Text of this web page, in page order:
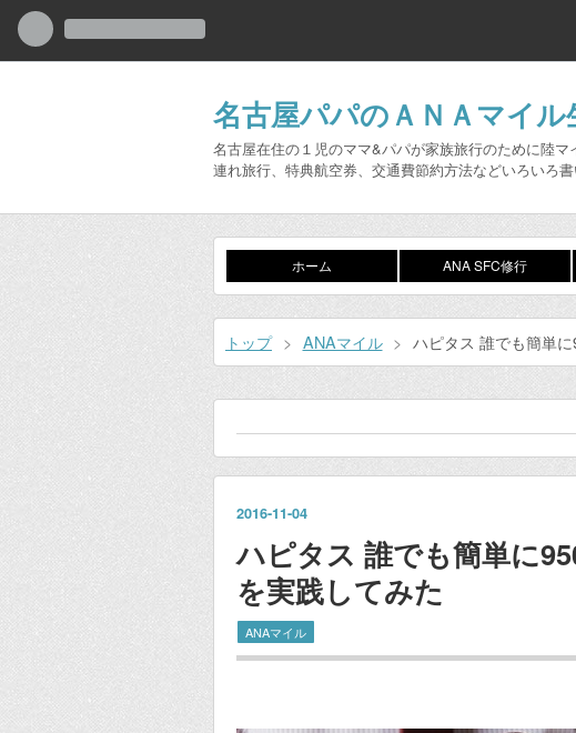
名古屋パパのＡＮＡマイル
名古屋在住の１児のママ&パパが家族旅行のために陸
連れ旅行、特典航空券、交通費節約方法などいろいろ書
ホーム ANA SFC修行
トップ > ANAマイル > ハピタス 誰でも簡単
2016-11-04
ハピタス 誰でも簡単に
を実践してみた
ANAマイル